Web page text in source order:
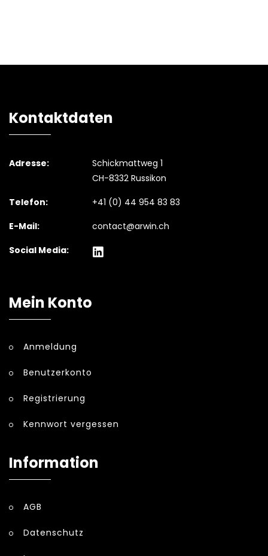
Kontaktdaten
Adresse:
Schickmattweg 1
CH-8332 Russikon
Telefon:
+41 (0) 44 954 83 83
E-Mail:
contact@arwin.ch
Social Media:
Mein Konto
Anmeldung
Benutzerkonto
Registrierung
Kennwort vergessen
Information
AGB
Datenschutz